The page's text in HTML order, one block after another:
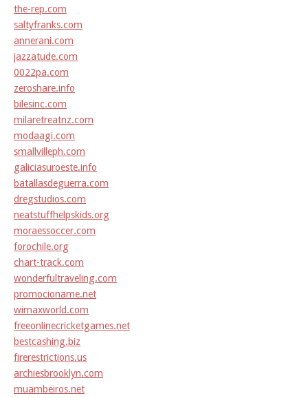
the-rep.com
saltyfranks.com
annerani.com
jazzatude.com
0022pa.com
zeroshare.info
bilesinc.com
milaretreatnz.com
modaagi.com
smallvilleph.com
galiciasuroeste.info
batallasdeguerra.com
dregstudios.com
neatstuffhelpskids.org
moraessoccer.com
forochile.org
chart-track.com
wonderfultraveling.com
promocioname.net
wimaxworld.com
freeonlinecricketgames.net
bestcashing.biz
firerestrictions.us
archiesbrooklyn.com
muambeiros.net